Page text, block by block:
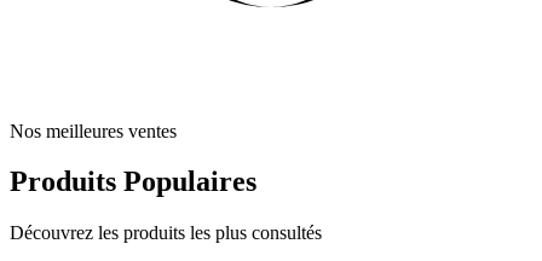
Nos meilleures ventes
Produits Populaires
Découvrez les produits les plus consultés